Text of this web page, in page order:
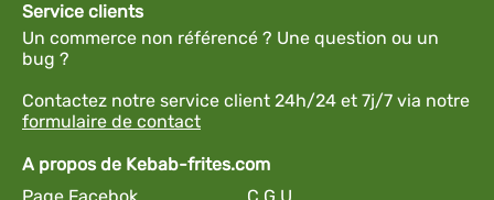
Service clients
Un commerce non référencé ? Une question ou un
bug ?
Contactez notre service client 24h/24 et 7j/7 via notre
formulaire de contact
A propos de Kebab-frites.com
Page Facebok
C.G.U